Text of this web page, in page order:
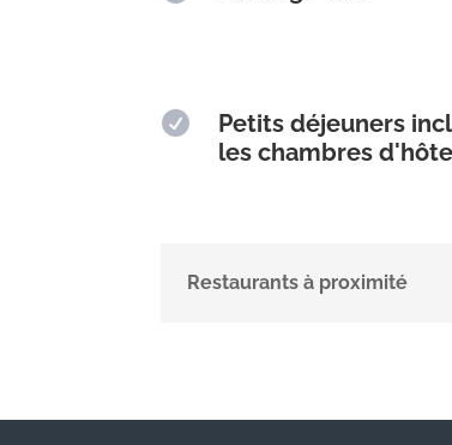

Petits déjeuners
les chambres
Restaurants à proximité